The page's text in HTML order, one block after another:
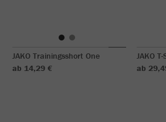
JAKO Trainingsshort One
ab 14,29 €
JAKO
ab